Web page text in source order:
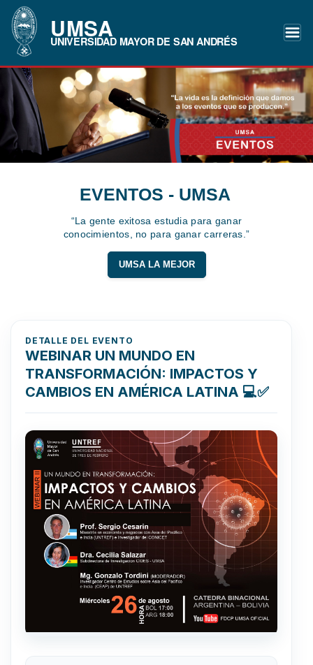
UMSA
UNIVERSIDAD MAYOR DE SAN ANDRÉS
EVENTOS - UMSA
“La gente exitosa estudia para ganar
conocimientos, no para ganar carreras.”
UMSA LA MEJOR
DETALLE DEL EVENTO
WEBINAR UN MUNDO EN
TRANSFORMACIÓN: IMPACTOS Y
CAMBIOS EN AMÉRICA LATINA 💻✅